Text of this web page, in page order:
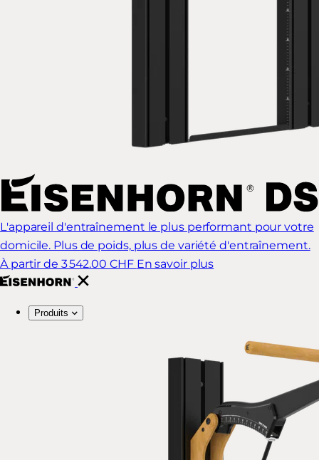
L'appareil d'entraînement le plus performant pour votre
domicile. Plus de poids, plus de variété d'entraînement.
À partir de 3 542.00 CHF En savoir plus
Produits